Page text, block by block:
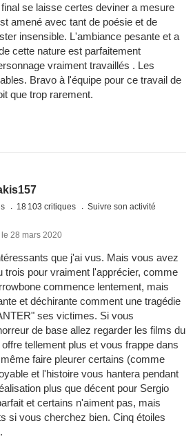
se laisse certes deviner a mesure
amené avec tant de poésie et de
insensible. L'ambiance pesante et a
cette nature est parfaitement
vraiment travaillés . Les
Bravo à l'équipe pour ce travail de
que trop rarement.
18 103 critiques Suivre son activité
28 mars 2020
que j'ai vus. Mais vous avez
trois pour vraiment l'apprécier, comme
commence lentement, mais
et déchirante comment une tragédie
ses victimes. Si vous
de base allez regarder les films du
tellement plus et vous frappe dans
faire pleurer certains (comme
et l'histoire vous hantera pendant
plus que décent pour Sergio
et certains n'aiment pas, mais
si vous cherchez bien. Cinq étoiles